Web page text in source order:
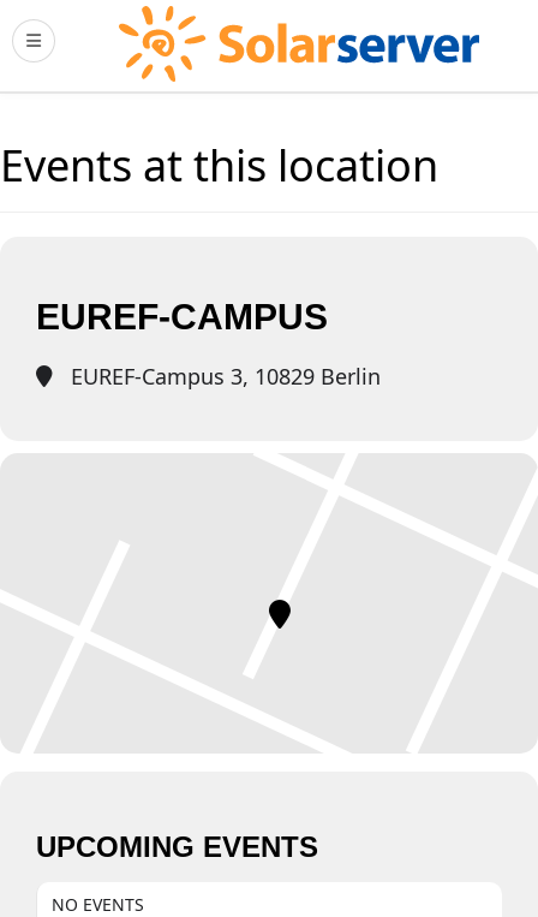
Events at this location
EUREF-CAMPUS
EUREF-Campus 3, 10829 Berlin
UPCOMING EVENTS
NO EVENTS